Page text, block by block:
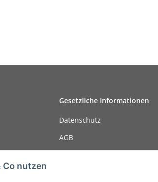
Gesetzliche Informationen
Datenschutz
AGB
Co nutzen